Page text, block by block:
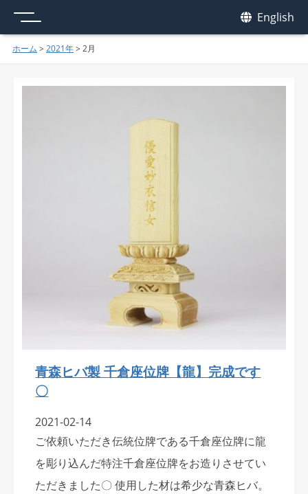
English
ホーム > 2021年> 2月
青森ヒバ製 千倉座位牌【龍】完成です
〇
2021-02-14
ご依頼いただき伝統位牌である千倉座位牌に龍
を彫り込んだ特注千倉座位牌をお造りさせてい
ただきました〇 使用した材は希少な青森ヒバ。